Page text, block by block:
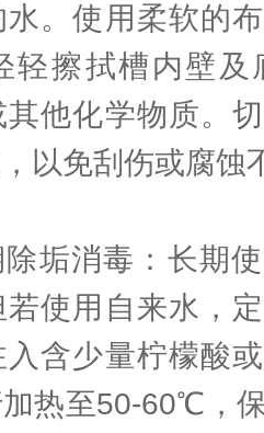
。使用柔软的
轻擦拭槽内壁及
他化学物质。
以免刮伤或腐蚀
消毒：长期使
使用自来水，
含少量柠檬酸
热至50-60℃，